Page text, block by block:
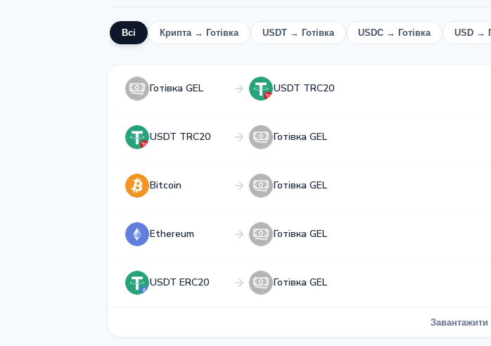
Всі Крипта → Готівка USDT → Готівка USDC → Готівка USD →
Готівка GEL USDT TRC20
USDT TRC20 Готівка GEL
Bitcoin Готівка GEL
Ethereum Готівка GEL
USDT ERC20 Готівка GEL